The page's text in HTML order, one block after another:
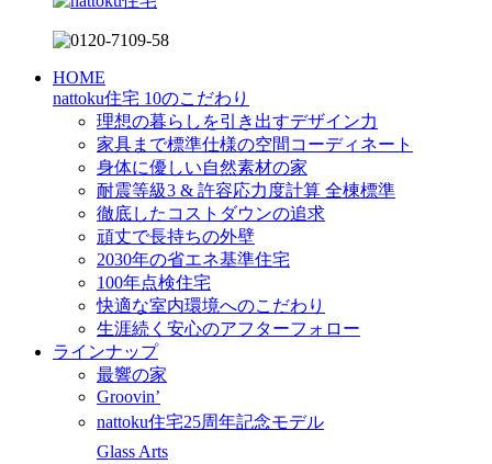
HOME
nattoku住宅 10のこだわり
理想の暮らしを引き出すデザイン力
家具まで標準仕様の空間コーディネート
身体に優しい自然素材の家
耐震等級3 & 許容応力度計算 全棟標準
徹底したコストダウンの追求
頑丈で長持ちの外壁
2030年の省エネ基準住宅
100年点検住宅
快適な室内環境へのこだわり
生涯続く安心のアフターフォロー
ラインナップ
最響の家
Groovin’
nattoku住宅25周年記念モデル
Glass Arts